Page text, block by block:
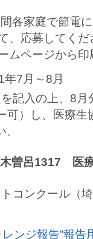
各家庭で節電
、応募してく
ムページから
7月～8月
記入の上、8
可）し、医療
曽呂1317 医療
コンクール（
ンジ報告”報